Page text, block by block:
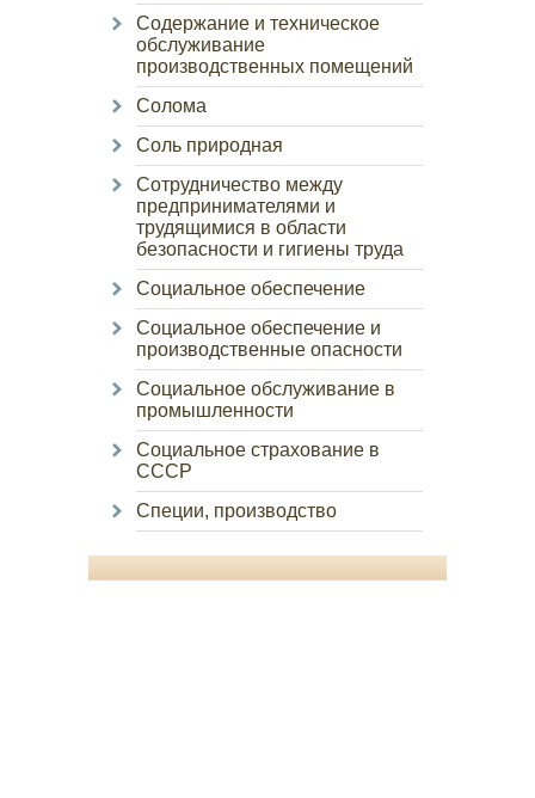
Содержание и техническое
обслуживание
производственных помещений
Солома
Соль природная
Сотрудничество между
предпринимателями и
трудящимися в области
безопасности и гигиены труда
Социальное обеспечение
Социальное обеспечение и
производственные опасности
Социальное обслуживание в
промышленности
Социальное страхование в
СССР
Специи, производство